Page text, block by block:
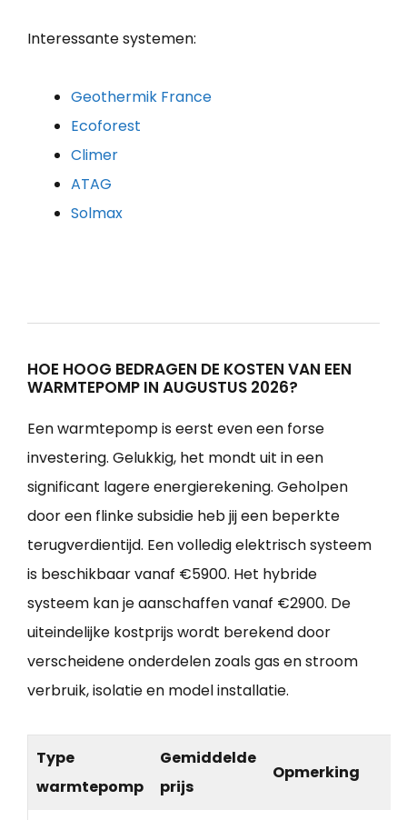
Interessante systemen:
Geothermik France
Ecoforest
Climer
ATAG
Solmax
HOE HOOG BEDRAGEN DE KOSTEN VAN EEN
WARMTEPOMP IN AUGUSTUS 2026?
Een warmtepomp is eerst even een forse
investering. Gelukkig, het mondt uit in een
significant lagere energierekening. Geholpen
door een flinke subsidie heb jij een beperkte
terugverdientijd. Een volledig elektrisch systeem
is beschikbaar vanaf €5900. Het hybride
systeem kan je aanschaffen vanaf €2900. De
uiteindelijke kostprijs wordt berekend door
verscheidene onderdelen zoals gas en stroom
verbruik, isolatie en model installatie.
Type
warmtepomp
Gemiddelde
prijs
Opmerking